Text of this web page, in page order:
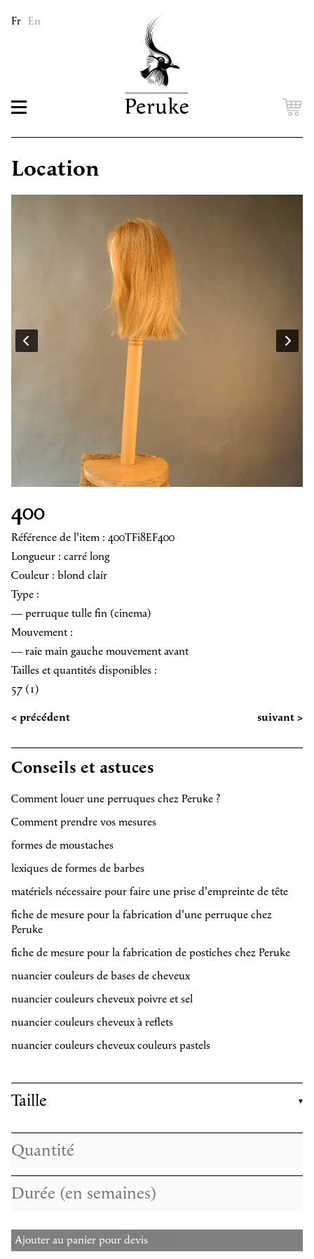
Fr En
Location
400
Référence de l'item : 400TFi8EF400
Longueur : carré long
Couleur : blond clair
Type :
— perruque tulle fin (cinema)
Mouvement :
— raie main gauche mouvement avant
Tailles et quantités disponibles :
57 (1)
< précédent
suivant >
Conseils et astuces
Comment louer une perruques chez Peruke ?
Comment prendre vos mesures
formes de moustaches
lexiques de formes de barbes
matériels nécessaire pour faire une prise d'empreinte de tête
fiche de mesure pour la fabrication d'une perruque chez
Peruke
fiche de mesure pour la fabrication de postiches chez Peruke
nuancier couleurs de bases de cheveux
nuancier couleurs cheveux poivre et sel
nuancier couleurs cheveux à reflets
nuancier couleurs cheveux couleurs pastels
Taille
Ajouter au panier pour devis